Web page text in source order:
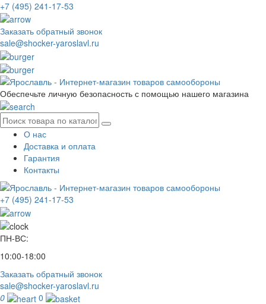
+7 (495) 241-17-53
Заказать обратный звонок
sale@shocker-yaroslavl.ru
Обеспечьте личную безопасность с помощью нашего магазина
О нас
Доставка и оплата
Гарантия
Контакты
+7 (495) 241-17-53
ПН-ВС:
10:00-18:00
Заказать обратный звонок
sale@shocker-yaroslavl.ru
0
0